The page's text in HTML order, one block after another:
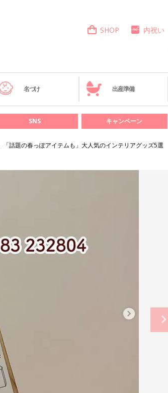
SHOP 内祝い
名づけ 出産準備
SNS キャンペーン
話題の春っぽアイテムも」大人気のインテリアグッズ5選